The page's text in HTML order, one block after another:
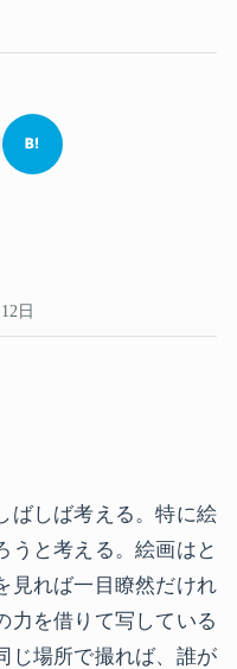
日
ばしば考える。特に絵
うと考える。絵画はと
見れば一目瞭然だけれ
力を借りて写している
じ場所で撮れば、誰が